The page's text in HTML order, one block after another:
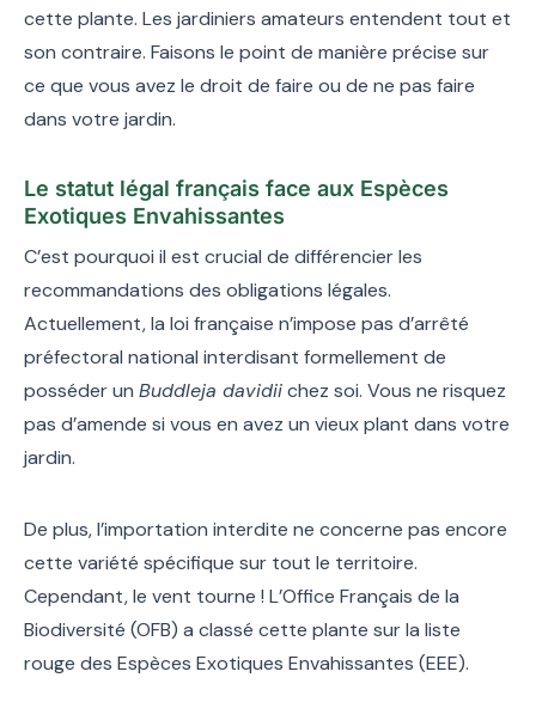
cette plante. Les jardiniers amateurs entendent tout et
son contraire. Faisons le point de manière précise sur
ce que vous avez le droit de faire ou de ne pas faire
dans votre jardin.
Le statut légal français face aux Espèces
Exotiques Envahissantes
C’est pourquoi il est crucial de différencier les
recommandations des obligations légales.
Actuellement, la loi française n’impose pas d’arrêté
préfectoral national interdisant formellement de
posséder un Buddleja davidiichez soi. Vous ne risquez
pas d’amende si vous en avez un vieux plant dans votre
jardin.
De plus, l’importation interdite ne concerne pas encore
cette variété spécifique sur tout le territoire.
Cependant, le vent tourne ! L’Office Français de la
Biodiversité (OFB) a classé cette plante sur la liste
rouge des Espèces Exotiques Envahissantes (EEE).